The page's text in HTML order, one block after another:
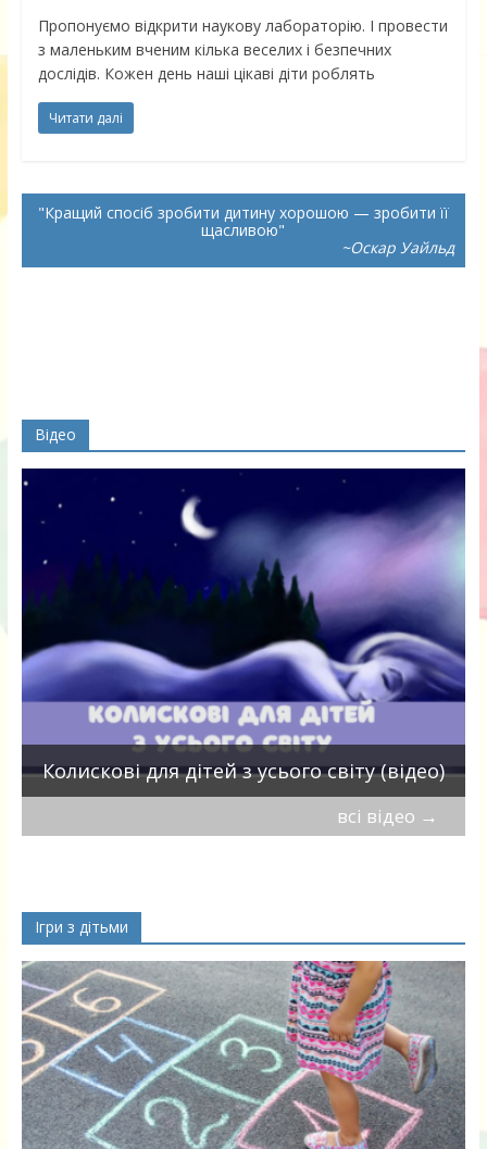
Пропонуємо відкрити наукову лабораторію. І провести
з маленьким вченим кілька веселих і безпечних
дослідів. Кожен день наші цікаві діти роблять
Читати далі
Кращий спосіб зробити дитину хорошою — зробити її
щасливою
~Оскар Уайльд
Відео
Колискові для дітей з усього світу (відео)
всі відео →
Ігри з дітьми